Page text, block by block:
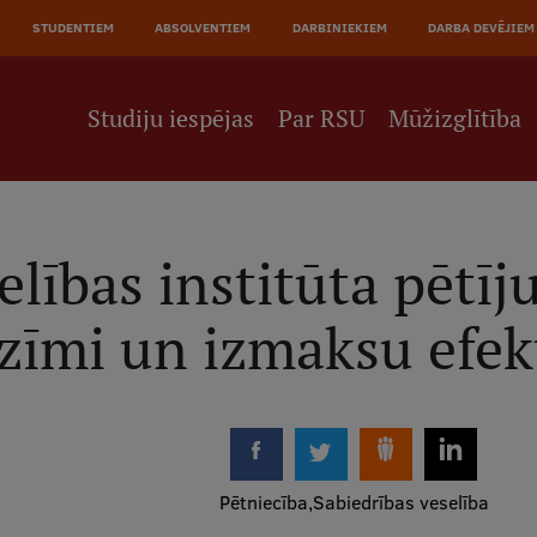
STUDENTIEM ABSOLVENTIEM DARBINIEKIEM DARBA DEVĒJIEM
Studiju iespējas Par RSU Mūžizglītība
institūta
un izmaksu
Pētniecība Sabiedrības veselība